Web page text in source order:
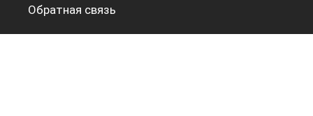
Обратная связь